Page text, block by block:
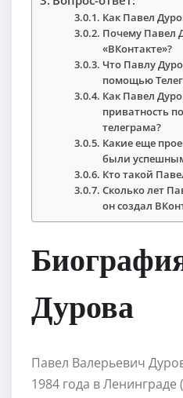
Как Павел
Почему Павел
«ВКонтакте»?
Что Павлу
помощью
Как Павел
приватность
телеграма?
Какие еще
были
Кто такой
Сколько лет
он создал
Дурова
Павел Валерьевич
1984 года в Ленинграде